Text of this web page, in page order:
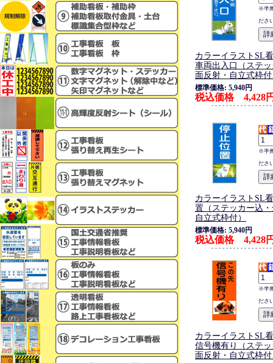
※半
ださ
カラーイラストSL
車両出入口（ステ
面反射・自立式枠
標準価格: 5,940円
税込価格 4,428
※半
ださ
カラーイラストSL
置（ステッカー込
自立式枠付）
標準価格: 5,940円
税込価格 4,428
※半
ださ
カラーイラストSL
信号機有り（ステ
面反射・自立式枠